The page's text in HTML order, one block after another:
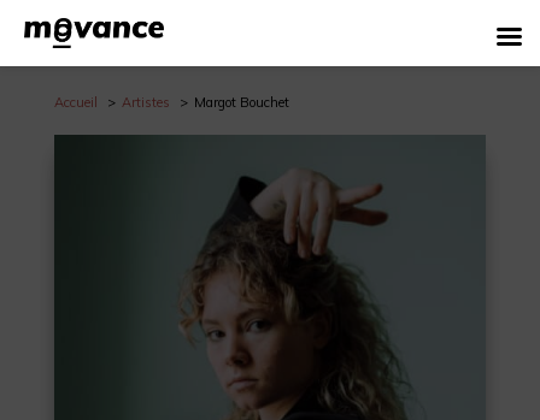
Accueil Artistes Margot Bouchet